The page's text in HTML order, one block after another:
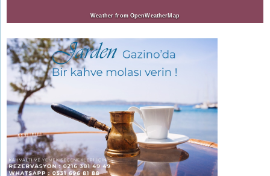
Weather from OpenWeatherMap